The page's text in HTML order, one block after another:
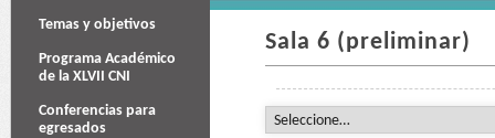
Temas y objetivos
Programa Académico
de la XLVII CNI
Conferencias para
egresados
Sala 6 (preliminar)